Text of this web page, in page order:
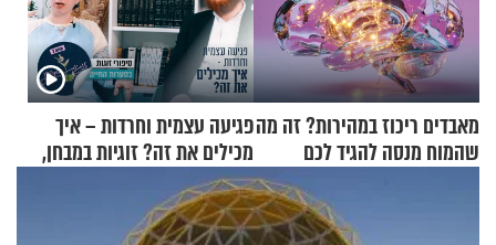
מאבדים ריכוז במהירות? זה מה
שהמוח מנסה להגיד לכם
פגיעה עצמית וחרדות – איך
מכילים את זה? זוגיות במבחן,
הפעם עם יהודית ואלתר כהן